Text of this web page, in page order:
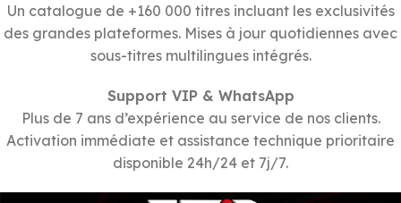
Un catalogue de +160 000 titres incluant les exclusivités
des grandes plateformes. Mises à jour quotidiennes avec
sous-titres multilingues intégrés.
Support VIP & WhatsApp
Plus de 7 ans d’expérience au service de nos clients.
Activation immédiate et assistance technique prioritaire
disponible 24h/24 et 7j/7.